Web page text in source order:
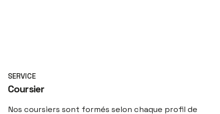
SERVICE
Coursier
Nos coursiers sont formés selon chaque profil de